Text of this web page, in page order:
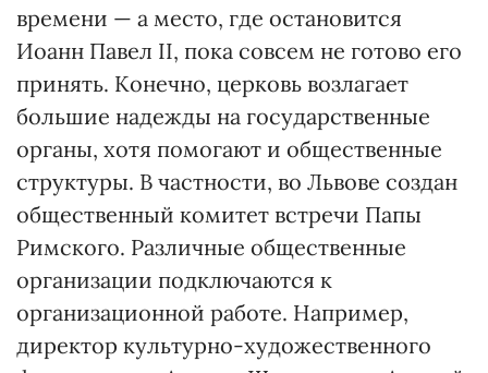
времени — а место, где остановится
Иоанн Павел ІІ, пока совсем не готово его
принять. Конечно, церковь возлагает
большие надежды на государственные
органы, хотя помогают и общественные
структуры. В частности, во Львове создан
общественный комитет встречи Папы
Римского. Различные общественные
организации подключаются к
организационной работе. Например,
директор культурно-художественного